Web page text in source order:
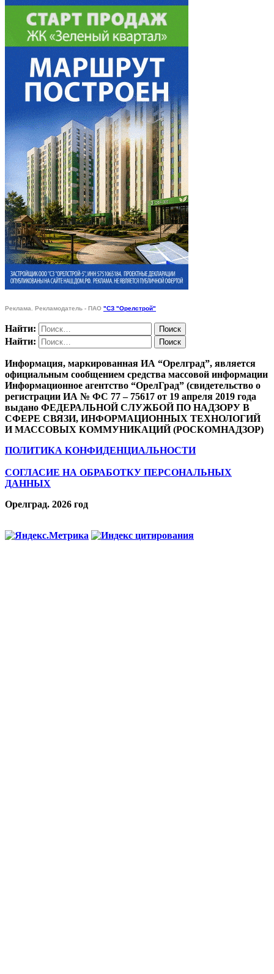
Реклама. Рекламодатель - ПАО "СЗ "Орелстрой"
Найти:
Найти:
Информация, маркированная ИА “Орелград”, является
официальным сообщением средства массовой информации
Информационное агентство “ОрелГрад” (свидетельство о
регистрации ИА № ФС 77 – 75617 от 19 апреля 2019 года
выдано ФЕДЕРАЛЬНОЙ СЛУЖБОЙ ПО НАДЗОРУ В
СФЕРЕ СВЯЗИ, ИНФОРМАЦИОННЫХ ТЕХНОЛОГИЙ
И МАССОВЫХ КОММУНИКАЦИЙ (РОСКОМНАДЗОР)
ПОЛИТИКА КОНФИДЕНЦИАЛЬНОСТИ
СОГЛАСИЕ НА ОБРАБОТКУ ПЕРСОНАЛЬНЫХ
ДАННЫХ
Орелград. 2026 год